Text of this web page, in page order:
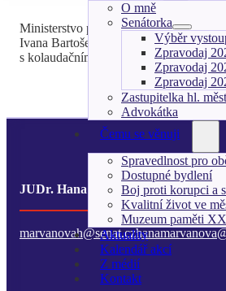
O mně
Senátorka
Výběr
Zpravodaj
Zpravodaj
Zpravodaj
Zastupitelka hl.
Advokátka
Čemu se věnuji
Spravedlnost pro
Dostupné bydlení
Boj proti korupci a
Kvalitní život ve
Muzeum paměti
Aktuality
Kalendář akcí
Z médií
Kontakt
Ministerstvo pro místní rozvoj
Ivana Bartoše obrátila dopisem radní
s kolaudačním rozhodnutím.
JUDr. Hana Kordová Marvanová
marvanovah@senat.cz